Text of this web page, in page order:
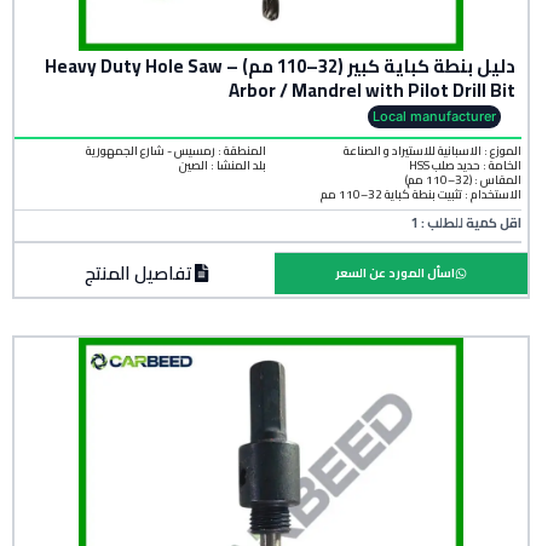
دليل بنطة كباية كبير (32–110 مم) – Heavy Duty Hole Saw
Arbor / Mandrel with Pilot Drill Bit
Local manufacturer
الموزع : الاسبانية للاستيراد و الصناعة
الخامة : حديد صلب HSS
المنطقة : رمسيس - شارع الجمهورية
بلد المنشأ :الصين
المقاس : (32–110 مم)
الاستخدام : تثبيت بنطة كباية 32–110 مم
اقل كمية للطلب : 1
تفاصيل المنتج اسأل المورد عن السعر